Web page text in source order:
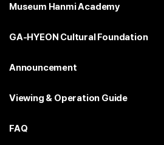
Museum Hanmi Academy
GA-HYEON Cultural Foundation
Announcement
Viewing & Operation Guide
FAQ